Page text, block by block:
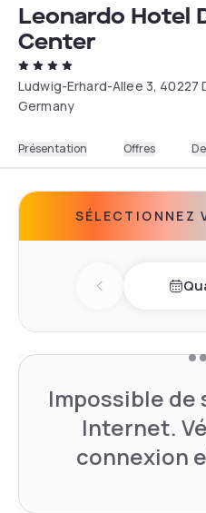
Leonardo Hotel
Center
Ludwig-Erhard-Allee 3, 40227
Germany
Présentation Offres
SÉLECTIONNEZ
Previous day
Impossible de
Internet.
connexion